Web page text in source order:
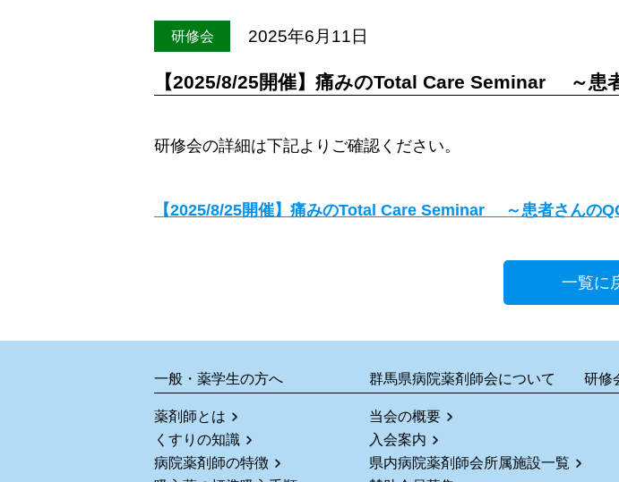
研修会 2025年6月11日
【2025/8/25開催】痛みのTotal Care Seminar ～患
研修会の詳細は下記よりご確認ください。
【2025/8/25開催】痛みのTotal Care Seminar ～患者さんの
一覧に
一般・薬学生の方へ
薬剤師とは
くすりの知識
病院薬剤師の特徴
群馬県病院薬剤師会について
当会の概要
入会案内
県内病院薬剤師会所属施設一覧
研修